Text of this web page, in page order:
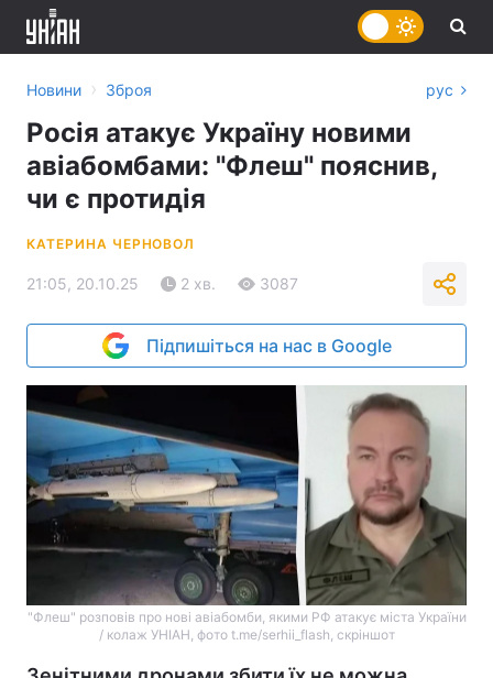
Новини › Зброя рус
Росія атакує Україну новими
авіабомбами: "Флеш" пояснив,
чи є протидія
КАТЕРИНА ЧЕРНОВОЛ
21:05, 20.10.25 2 хв. 3087
Підпишіться на нас в Google
"Флеш" розповів про нові авіабомби, якими РФ атакує міста України
/ колаж УНІАН, фото t.me/serhii_flash, скріншот